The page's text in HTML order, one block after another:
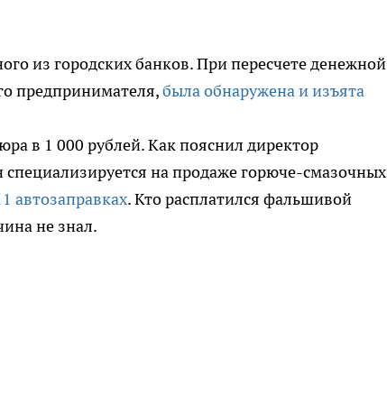
из городских банков. При пересчете денежной
предпринимателя,была обнаружена и изъята
в 1 000 рублей. Как пояснил директор
специализируется на продаже горюче-смазочных
автозаправках. Кто расплатился фальшивой
не знал.